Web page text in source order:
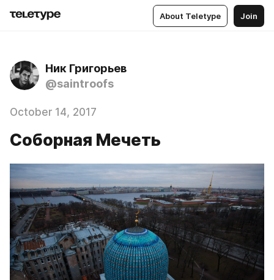
About Teletype Join
Ник Григорьев
@saintroofs
October 14, 2017
Соборная Мечеть